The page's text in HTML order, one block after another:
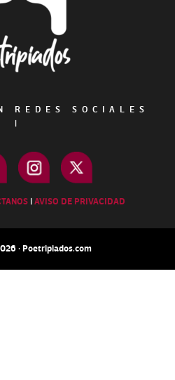
REDES SOCIALES
|
|AVISO DE PRIVACIDAD
· Poetripiados.com